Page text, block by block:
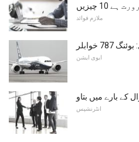
ہے 10 چیزیں
ملازم فوائد
خوابلر
ایوی ایشن
کے بارے میں بتاو
انٹرنشپس